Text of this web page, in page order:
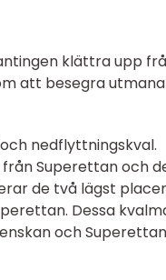
klättra upp
att besegra
nedflyttningskval.
Superettan och
de två lägst
Dessa
och